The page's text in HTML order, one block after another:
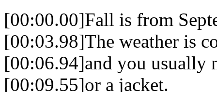
[00:00.00]Fall is from
[00:03.98]The weather is
[00:06.94]and you usually
[00:09.55]or a jacket.